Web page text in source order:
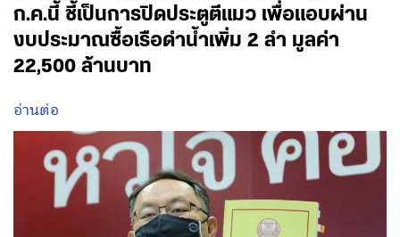
ก.ค.นี้ ชี้เป็นการปิดประตูตีแมว เพื่อแอบผ่าน
งบประมาณซื้อเรือดำน้ำเพิ่ม 2 ลำ มูลค่า
22,500 ล้านบาท
อ่านต่อ